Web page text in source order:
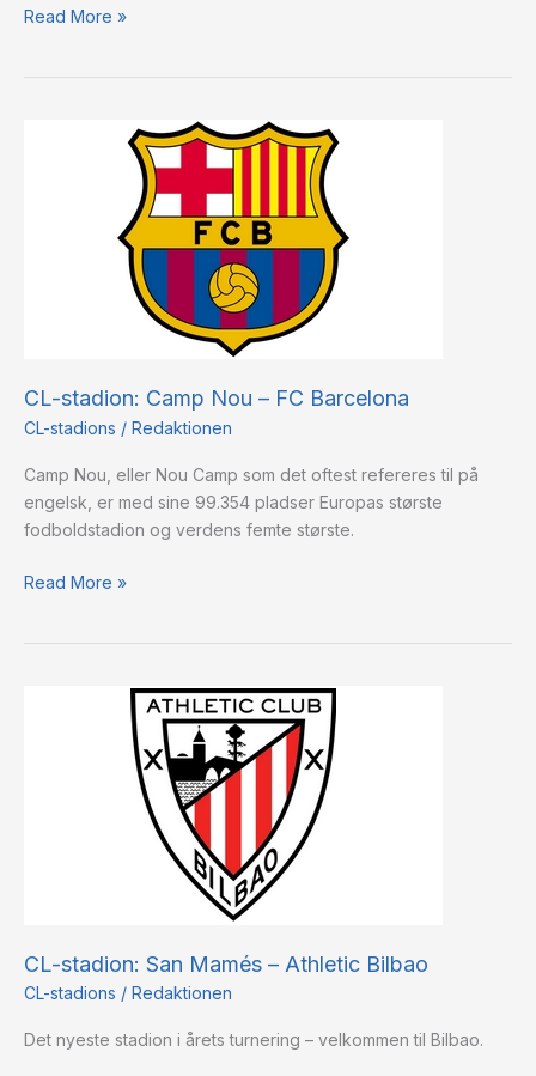
Read More »
CL-stadion: Camp Nou – FC Barcelona
CL-stadions / Redaktionen
Camp Nou, eller Nou Camp som det oftest refereres til på
engelsk, er med sine 99.354 pladser Europas største
fodboldstadion og verdens femte største.
Read More »
CL-stadion: San Mamés – Athletic Bilbao
CL-stadions / Redaktionen
Det nyeste stadion i årets turnering – velkommen til Bilbao.